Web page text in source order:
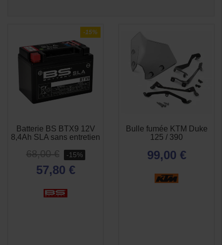
-15%
Batterie BS BTX9 12V
8,4Ah SLA sans entretien
68,00 € -15%
57,80 €
Bulle fumée KTM Duke
125 / 390
99,00 €

APERÇU
RAPIDE
APERÇU
RAPIDE